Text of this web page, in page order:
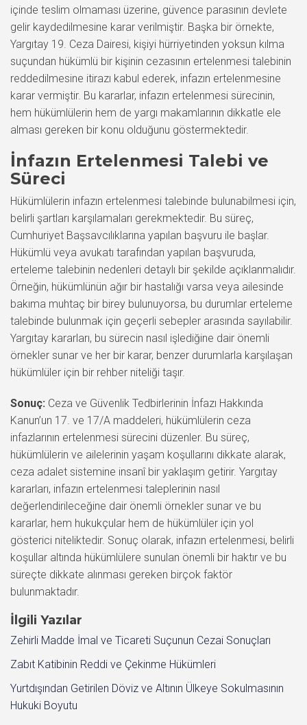
içinde teslim olmaması üzerine, güvence parasının devlete
gelir kaydedilmesine karar verilmiştir. Başka bir örnekte,
Yargıtay 19. Ceza Dairesi, kişiyi hürriyetinden yoksun kılma
suçundan hükümlü bir kişinin cezasının ertelenmesi talebinin
reddedilmesine itirazı kabul ederek, infazın ertelenmesine
karar vermiştir. Bu kararlar, infazın ertelenmesi sürecinin,
hem hükümlülerin hem de yargı makamlarının dikkatle ele
alması gereken bir konu olduğunu göstermektedir.
İnfazın Ertelenmesi Talebi ve
Süreci
Hükümlülerin infazın ertelenmesi talebinde bulunabilmesi için,
belirli şartları karşılamaları gerekmektedir. Bu süreç,
Cumhuriyet Başsavcılıklarına yapılan başvuru ile başlar.
Hükümlü veya avukatı tarafından yapılan başvuruda,
erteleme talebinin nedenleri detaylı bir şekilde açıklanmalıdır.
Örneğin, hükümlünün ağır bir hastalığı varsa veya ailesinde
bakıma muhtaç bir birey bulunuyorsa, bu durumlar erteleme
talebinde bulunmak için geçerli sebepler arasında sayılabilir.
Yargıtay kararları, bu sürecin nasıl işlediğine dair önemli
örnekler sunar ve her bir karar, benzer durumlarla karşılaşan
hükümlüler için bir rehber niteliği taşır.
Sonuç: Ceza ve Güvenlik Tedbirlerinin İnfazı Hakkında
Kanun’un 17. ve 17/A maddeleri, hükümlülerin ceza
infazlarının ertelenmesi sürecini düzenler. Bu süreç,
hükümlülerin ve ailelerinin yaşam koşullarını dikkate alarak,
ceza adalet sistemine insanî bir yaklaşım getirir. Yargıtay
kararları, infazın ertelenmesi taleplerinin nasıl
değerlendirileceğine dair önemli örnekler sunar ve bu
kararlar, hem hukukçular hem de hükümlüler için yol
gösterici niteliktedir. Sonuç olarak, infazın ertelenmesi, belirli
koşullar altında hükümlülere sunulan önemli bir haktır ve bu
süreçte dikkate alınması gereken birçok faktör
bulunmaktadır.
İlgili Yazılar
Zehirli Madde İmal ve Ticareti Suçunun Cezai Sonuçları
Zabıt Katibinin Reddi ve Çekinme Hükümleri
Yurtdışından Getirilen Döviz ve Altının Ülkeye Sokulmasının
Hukuki Boyutu